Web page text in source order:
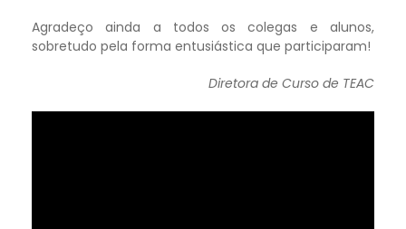
Agradeço ainda a todos os colegas e alunos,
sobretudo pela forma entusiástica que participaram!
Diretora de Curso de TEAC